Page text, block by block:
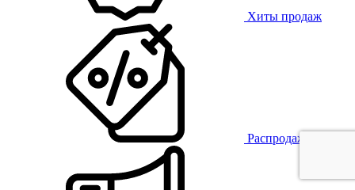
Хиты продаж
Распродажа